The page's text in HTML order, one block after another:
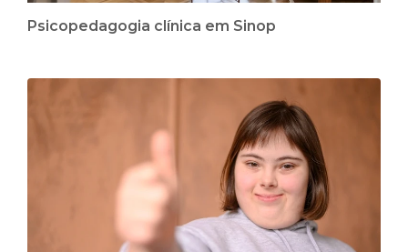
Psicopedagogia clínica em Sinop